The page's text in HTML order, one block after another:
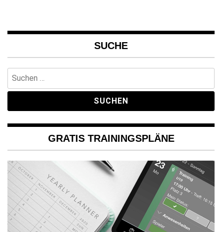
SUCHE
nach:
GRATIS TRAININGSPLÄNE